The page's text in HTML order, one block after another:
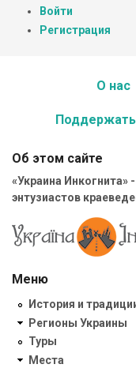
Войти
Регистрация
О нас
Поддержать
Об этом сайте
«Украина Инкогнита»
энтузиастов
Меню
История и
Регионы Украины
Туры
Места